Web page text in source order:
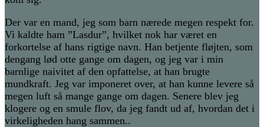
Der var en mand, jeg som barn nærede megen respekt for.
Vi kaldte ham ”Lasdur”, hvilket nok har været en
forkortelse af hans rigtige navn. Han betjente fløjten, som
dengang lød otte gange om dagen, og jeg var i min
barnlige naivitet af den opfattelse, at han brugte
mundkraft. Jeg var imponeret over, at han kunne levere så
megen luft så mange gange om dagen. Senere blev jeg
klogere og en smule flov, da jeg fandt ud af, hvordan det i
virkeligheden hang sammen..